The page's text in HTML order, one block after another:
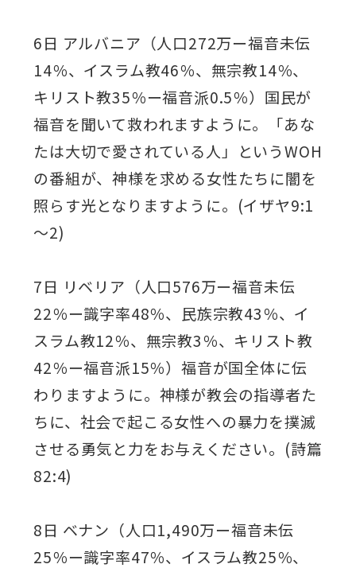
6日 アルバニア（人口272万ー福音未伝
14％、イスラム教46％、無宗教14％、
キリスト教35％ー福音派0.5％）国民が
福音を聞いて救われますように。「あな
たは大切で愛されている人」というWOH
の番組が、神様を求める女性たちに闇を
照らす光となりますように。(イザヤ9:1
～2)
7日 リベリア（人口576万ー福音未伝
22％ー識字率48％、民族宗教43％、イ
スラム教12％、無宗教3％、キリスト教
42％ー福音派15％）福音が国全体に伝
わりますように。神様が教会の指導者た
ちに、社会で起こる女性への暴力を撲滅
させる勇気と力をお与えください。(詩篇
82:4)
8日 ベナン（人口1,490万ー福音未伝
25％ー識字率47％、イスラム教25％、